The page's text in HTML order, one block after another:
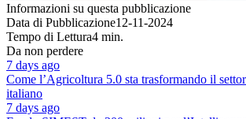
Informazioni su questa pubblicazione
Data di Pubblicazione12-11-2024
Tempo di Lettura4 min.
Da non perdere
7 days ago
Come l’Agricoltura 5.0 sta trasformando il
italiano
7 days ago